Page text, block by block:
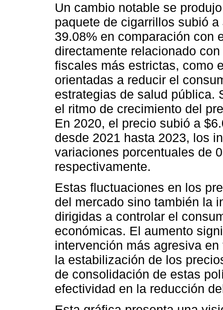
Un cambio notable se
paquete de cigarrillos subió
39.08% en comparación con
directamente relacionado
fiscales más estrictas, como
orientadas a reducir el
estrategias de salud pública.
el ritmo de crecimiento del
En 2020, el precio subió a
desde 2021 hasta 2023, los
variaciones porcentuales de
respectivamente.
Estas fluctuaciones en los
del mercado sino también la
dirigidas a controlar el
económicas. El aumento
intervención más agresiva
la estabilización de los
de consolidación de estas
efectividad en la reducción